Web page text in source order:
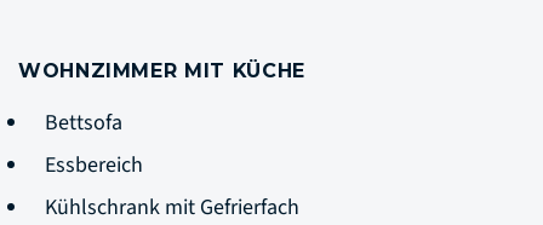
WOHNZIMMER MIT KÜCHE
Bettsofa
Essbereich
Kühlschrank mit Gefrierfach